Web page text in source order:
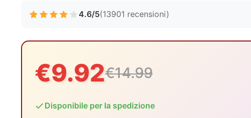
4.6/5(13901 recensioni)
€9.92€14.99
Disponibile per la spedizione